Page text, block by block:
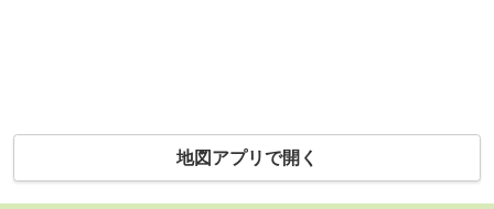
地図アプリで開く